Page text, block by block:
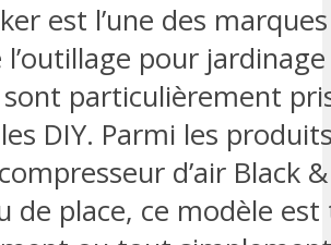
est l’une des
pour
particulièrement
DIY. Parmi les
d’air Black
de place, ce modèle